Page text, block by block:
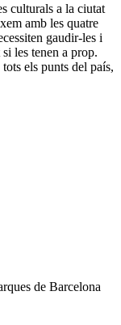
culturals a la ciutat
amb les quatre
gaudir-les i
les tenen a prop.
els punts del país,
de Barcelona